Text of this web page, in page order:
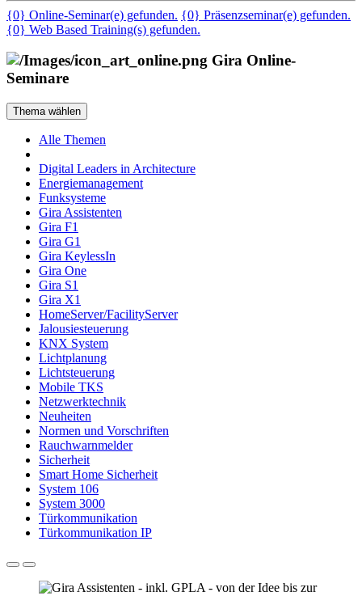
{0} Online-Seminar(e) gefunden. {0} Präsenzseminar(e) gefunden.
{0} Web Based Training(s) gefunden.
Gira Online-
Seminare
Thema wählen
Alle Themen
Digital Leaders in Architecture
Energiemanagement
Funksysteme
Gira Assistenten
Gira F1
Gira G1
Gira KeylessIn
Gira One
Gira S1
Gira X1
HomeServer/FacilityServer
Jalousiesteuerung
KNX System
Lichtplanung
Lichtsteuerung
Mobile TKS
Netzwerktechnik
Neuheiten
Normen und Vorschriften
Rauchwarnmelder
Sicherheit
Smart Home Sicherheit
System 106
System 3000
Türkommunikation
Türkommunikation IP